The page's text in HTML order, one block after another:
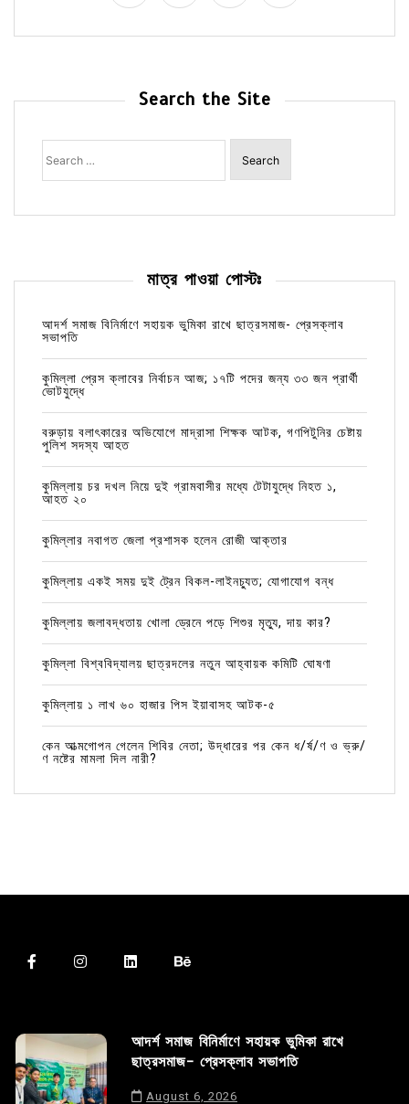
Search the Site
Search
for:
মাত্র পাওয়া পোস্টঃ
আদর্শ সমাজ বিনির্মাণে সহায়ক ভুমিকা রাখে ছাত্রসমাজ- প্রেসক্লাব
সভাপতি
কুমিল্লা প্রেস ক্লাবের নির্বাচন আজ; ১৭টি পদের জন্য ৩৩ জন প্রার্থী
ভোটযুদ্ধে
বরুড়ায় বলাৎকারের অভিযোগে মাদ্রাসা শিক্ষক আটক, গণপিটুনির চেষ্টায়
পুলিশ সদস্য আহত
কুমিল্লায় চর দখল নিয়ে দুই গ্রামবাসীর মধ্যে টেটাযুদ্ধে নিহত ১,
আহত ২০
কুমিল্লার নবাগত জেলা প্রশাসক হলেন রোজী আক্তার
কুমিল্লায় একই সময় দুই ট্রেন বিকল-লাইনচ্যুত; যোগাযোগ বন্ধ
কুমিল্লায় জলাবদ্ধতায় খোলা ড্রেনে পড়ে শিশুর মৃত্যু, দায় কার?
কুমিল্লা বিশ্ববিদ্যালয় ছাত্রদলের নতুন আহ্বায়ক কমিটি ঘোষণা
কুমিল্লায় ১ লাখ ৬০ হাজার পিস ইয়াবাসহ আটক-৫
কেন আত্মগোপন গেলেন শিবির নেতা; উদ্ধারের পর কেন ধ/র্ষ/ণ ও ভ্রু/
ণ নষ্টের মামলা দিল নারী?
আদর্শ সমাজ বিনির্মাণে সহায়ক ভুমিকা রাখে
ছাত্রসমাজ- প্রেসক্লাব সভাপতি
August 6, 2026